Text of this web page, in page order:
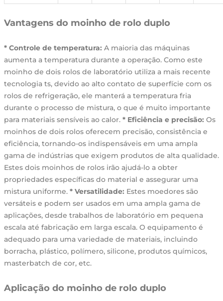
Vantagens do moinho de rolo duplo
* Controle de temperatura: A maioria das máquinas
aumenta a temperatura durante a operação. Como este
moinho de dois rolos de laboratório utiliza a mais recente
tecnologia ts, devido ao alto contato de superfície com os
rolos de refrigeração, ele manterá a temperatura fria
durante o processo de mistura, o que é muito importante
para materiais sensíveis ao calor. * Eficiência e precisão: Os
moinhos de dois rolos oferecem precisão, consistência e
eficiência, tornando-os indispensáveis em uma ampla
gama de indústrias que exigem produtos de alta qualidade.
Estes dois moinhos de rolos irão ajudá-lo a obter
propriedades específicas do material e assegurar uma
mistura uniforme. * Versatilidade: Estes moedores são
versáteis e podem ser usados em uma ampla gama de
aplicações, desde trabalhos de laboratório em pequena
escala até fabricação em larga escala. O equipamento é
adequado para uma variedade de materiais, incluindo
borracha, plástico, polímero, silicone, produtos químicos,
masterbatch de cor, etc.
Aplicação do moinho de rolo duplo